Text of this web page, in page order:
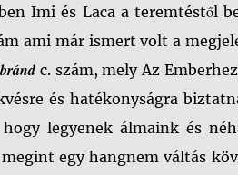
Imi és Laca a teremtéstől
ami már ismert volt a
c. szám, mely Az
és hatékonyságra
legyenek álmaink és
egy hangnem váltás